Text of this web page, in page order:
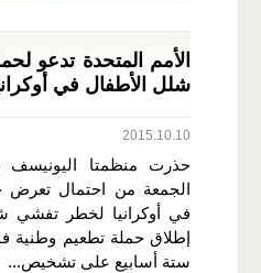
الأمم المتحدة تدعو
شلل الأطفال في
2015.10.10
حذرت منظمتا اليونيسف
في أوكرانيا لخطر تفشي
إطلاق حملة تطعيم وطنية
ستة أسابيع على تشخيص...